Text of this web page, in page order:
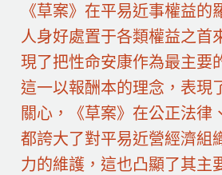
《草案》在平易近事權益的
人身好處置于各類權益之首
現了把性命安康作為最主要
這一以報酬本的理念，表現
關心，《草案》在公正法律
都誇大了對平易近營經濟組
力的維護，這也凸顯了其主